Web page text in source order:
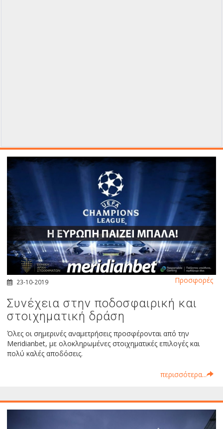
23-10-2019
Συνέχεια στην ποδοσφαιρική και
στοιχηματική δράση
Όλες οι σημερινές αναμετρήσεις προσφέρονται από την
Μeridianbet, με ολοκληρωμένες στοιχηματικές επιλογές και
πολύ καλές αποδόσεις.
περισσότερα...
Προσφορές